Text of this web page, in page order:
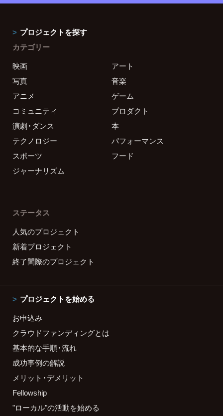
プロジェクトを探す
カテゴリー
映画
アート
写真
音楽
アニメ
ゲーム
コミュニティ
プロダクト
演劇・ダンス
本
テクノロジー
パフォーマンス
スポーツ
フード
ジャーナリズム
ステータス
人気のプロジェクト
新着プロジェクト
終了間際のプロジェクト
プロジェクトを始める
お申込み
クラウドファンディングとは
基本的な手順・流れ
成功事例の解説
メリット・デメリット
Fellowship
"ローカル"の活動を始める